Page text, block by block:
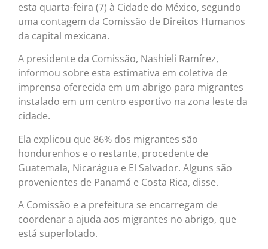
esta quarta-feira (7) à Cidade do México, segundo
uma contagem da Comissão de Direitos Humanos
da capital mexicana.
A presidente da Comissão, Nashieli Ramírez,
informou sobre esta estimativa em coletiva de
imprensa oferecida em um abrigo para migrantes
instalado em um centro esportivo na zona leste da
cidade.
Ela explicou que 86% dos migrantes são
hondurenhos e o restante, procedente de
Guatemala, Nicarágua e El Salvador. Alguns são
provenientes de Panamá e Costa Rica, disse.
A Comissão e a prefeitura se encarregam de
coordenar a ajuda aos migrantes no abrigo, que
está superlotado.